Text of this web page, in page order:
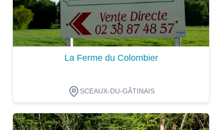
La Ferme du Colombier
SCEAUX-DU-GÂTINAIS